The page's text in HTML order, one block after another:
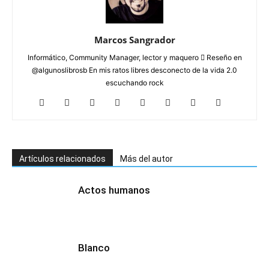
Marcos Sangrador
Informático, Community Manager, lector y maquero  Reseño en
@algunoslibrosb En mis ratos libres desconecto de la vida 2.0
escuchando rock
Artículos relacionados Más del autor
Actos humanos
Blanco